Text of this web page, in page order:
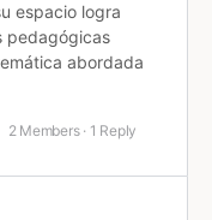
espacio logra
pedagógicas
abordada
2 Members · 1 Reply